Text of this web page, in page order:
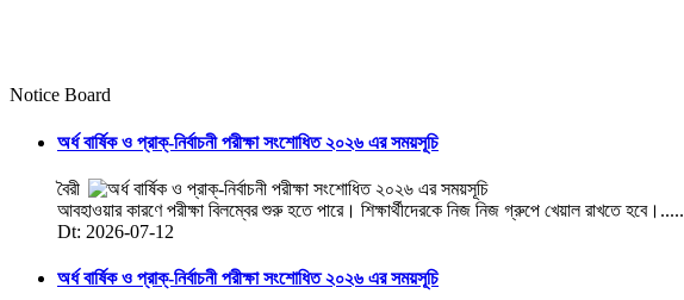
Notice Board
অর্ধ বার্ষিক ও প্রাক্-নির্বাচনী পরীক্ষা সংশোধিত ২০২৬ এর সময়সূচি
বৈরী
আবহাওয়ার কারণে পরীক্ষা বিলম্বের শুরু হতে পারে। শিক্ষার্থীদেরকে নিজ নিজ গ্রুপে খেয়াল রাখতে হবে।.....
Dt: 2026-07-12
অর্ধ বার্ষিক ও প্রাক্-নির্বাচনী পরীক্ষা সংশোধিত ২০২৬ এর সময়সূচি